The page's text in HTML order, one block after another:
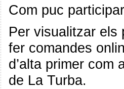
Com puc
Per visualitzar els
fer comandes
d’alta primer com
de La Turba.